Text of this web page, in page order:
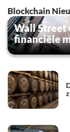
Blockchain
Wall Street
financiële